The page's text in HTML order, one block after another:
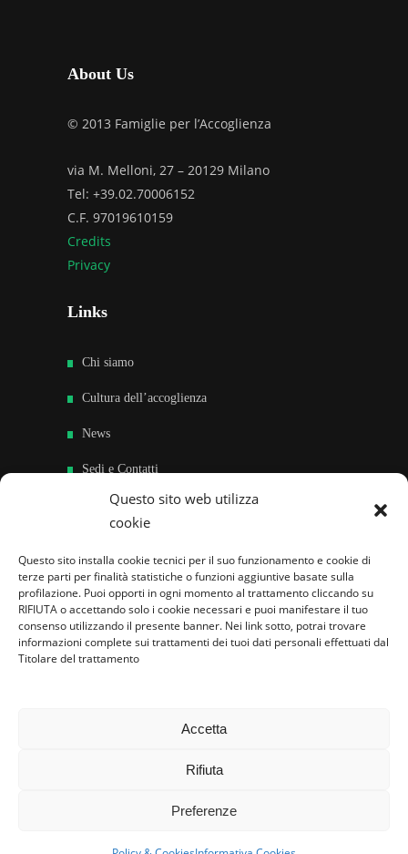
Questo sito web utilizza
cookie
Questo sito installa cookie tecnici per il suo funzionamento e cookie di
terze parti per finalità statistiche o funzioni aggiuntive basate sulla
profilazione. Puoi opporti in ogni momento al trattamento cliccando su
RIFIUTA o accettando solo i cookie necessari e puoi manifestare il tuo
consenso utilizzando il presente banner. Nei link sotto, potrai trovare
informazioni complete sui trattamenti dei tuoi dati personali effettuati dal
Titolare del trattamento
Accetta
Rifiuta
Preferenze
About Us
© 2013 Famiglie per l’Accoglienza
via M. Melloni, 27 – 20129 Milano
Tel: +39.02.70006152
C.F. 97019610159
Credits
Privacy
Links
Chi siamo
Cultura dell’accoglienza
News
Sedi e Contatti
Sostieni
Famiglie per l’accoglienza nel mondo